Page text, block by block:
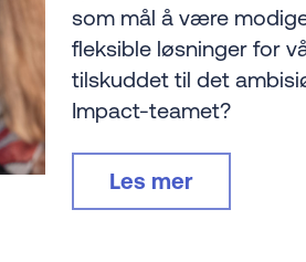
som mål å være
fleksible løsninger for
tilskuddet til det
Impact-teamet?
Les mer